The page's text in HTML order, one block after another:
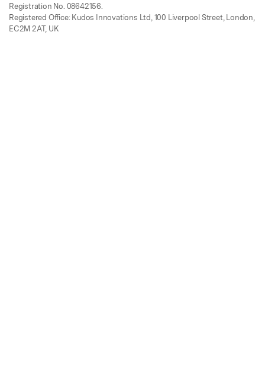
Registration No. 08642156.
Registered Office: Kudos Innovations Ltd, 100 Liverpool Street, London,
EC2M 2AT, UK